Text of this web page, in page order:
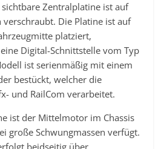
Zentralplatine ist auf
verschraubt. Die Platine ist auf
platziert,
Digital-Schnittstelle vom Typ
ist serienmäßig mit einem
bestückt, welcher die
und RailCom verarbeitet.
ist der Mittelmotor im Chassis
große Schwungmassen verfügt.
beidseitig über